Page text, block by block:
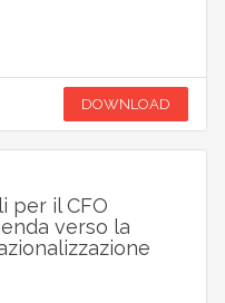
DOWNLOAD
per il CFO
verso la